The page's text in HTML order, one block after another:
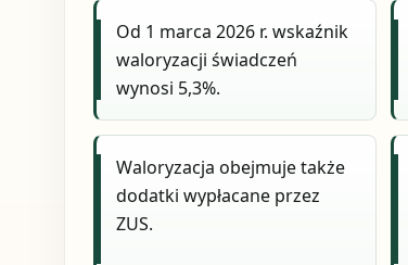
Od 1 marca 2026 r. wskaźnik
waloryzacji świadczeń
wynosi 5,3%.
Waloryzacja obejmuje także
dodatki wypłacane przez
ZUS.